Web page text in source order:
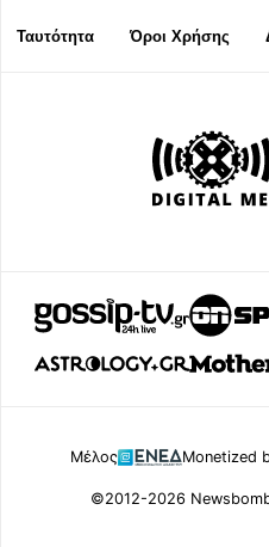
Ταυτότητα Όροι Χρήσης
Μέλος Monetized
©2012-2026